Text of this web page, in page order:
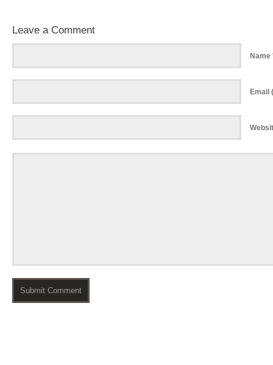
Leave a Comment
Name
Email